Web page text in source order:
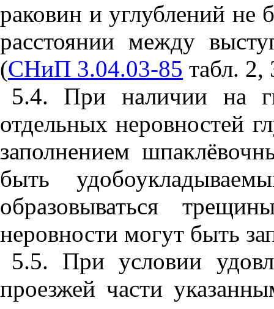
раковин и углублений
расстоянии между
(СНиП 3.04.03-85 табл. 2,
5.4. При наличии на
отдельных неровностей
заполнением
быть удобоукладываемы
образовываться
неровности могут быть за
5.5. При условии
проезжей части